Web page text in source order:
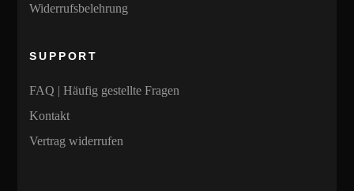
Widerrufsbelehrung
SUPPORT
FAQ | Häufig gestellte Fragen
Kontakt
Vertrag widerrufen